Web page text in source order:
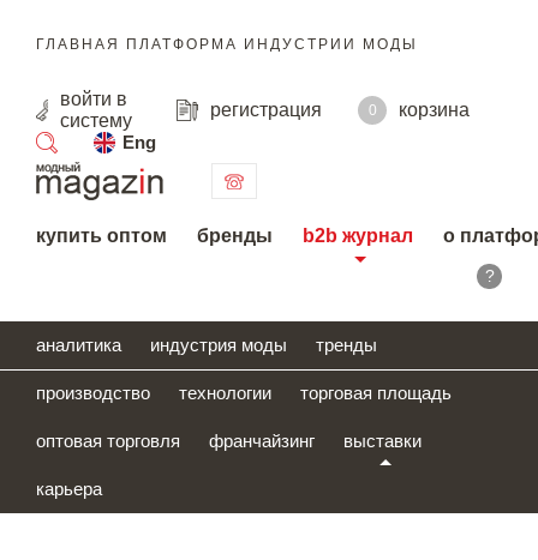
ГЛАВНАЯ ПЛАТФОРМА ИНДУСТРИИ МОДЫ
войти в
систему
регистрация 0
корзина
Eng
поиск
купить оптом бренды b2b журнал о
?
аналитика индустрия моды тренды
производство технологии торговая площадь
оптовая торговля франчайзинг выставки
карьера